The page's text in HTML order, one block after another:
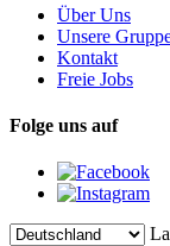
Über Uns
Unsere
Kontakt
Freie Jobs
Folge uns auf